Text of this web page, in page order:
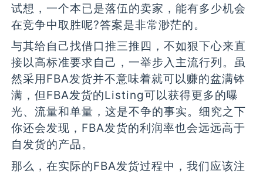
试想，一个本已是落伍的卖家，能有多少机会
在竞争中取胜呢?答案是非常渺茫的。
与其给自己找借口推三推四，不如狠下心来直
接以高标准要求自己，一举步入主流行列。虽
然采用FBA发货并不意味着就可以赚的盆满钵
满，但FBA发货的Listing可以获得更多的曝
光、流量和单量，这是不争的事实。细究之下
你还会发现，FBA发货的利润率也会远远高于
自发货的产品。
那么，在实际的FBA发货过程中，我们应该注